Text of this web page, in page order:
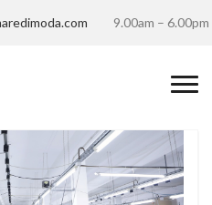
9.00am – 6.00pm